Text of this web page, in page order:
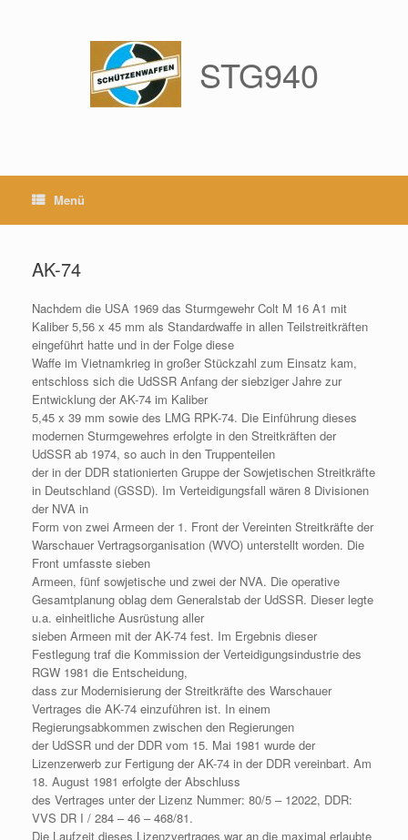
STG940
Menü
AK-74
Nachdem die USA 1969 das Sturmgewehr Colt M 16 A1 mit
Kaliber 5,56 x 45 mm als Standardwaffe in allen Teilstreitkräften
eingeführt hatte und in der Folge diese
Waffe im Vietnamkrieg in großer Stückzahl zum Einsatz kam,
entschloss sich die UdSSR Anfang der siebziger Jahre zur
Entwicklung der AK-74 im Kaliber
5,45 x 39 mm sowie des LMG RPK-74. Die Einführung dieses
modernen Sturmgewehres erfolgte in den Streitkräften der
UdSSR ab 1974, so auch in den Truppenteilen
der in der DDR stationierten Gruppe der Sowjetischen Streitkräfte
in Deutschland (GSSD). Im Verteidigungsfall wären 8 Divisionen
der NVA in
Form von zwei Armeen der 1. Front der Vereinten Streitkräfte der
Warschauer Vertragsorganisation (WVO) unterstellt worden. Die
Front umfasste sieben
Armeen, fünf sowjetische und zwei der NVA. Die operative
Gesamtplanung oblag dem Generalstab der UdSSR. Dieser legte
u.a. einheitliche Ausrüstung aller
sieben Armeen mit der AK-74 fest. Im Ergebnis dieser
Festlegung traf die Kommission der Verteidigungsindustrie des
RGW 1981 die Entscheidung,
dass zur Modernisierung der Streitkräfte des Warschauer
Vertrages die AK-74 einzuführen ist. In einem
Regierungsabkommen zwischen den Regierungen
der UdSSR und der DDR vom 15. Mai 1981 wurde der
Lizenzerwerb zur Fertigung der AK-74 in der DDR vereinbart. Am
18. August 1981 erfolgte der Abschluss
des Vertrages unter der Lizenz Nummer: 80/5 – 12022, DDR:
VVS DR I / 284 – 46 – 468/81.
Die Laufzeit dieses Lizenzvertrages war an die maximal erlaubte